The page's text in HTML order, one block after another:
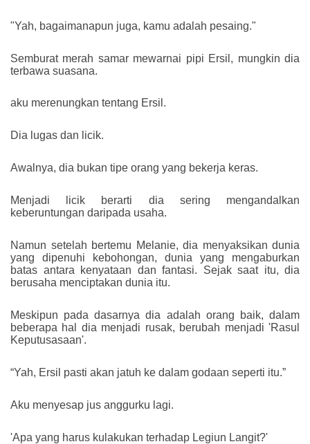
"Yah, bagaimanapun juga, kamu adalah pesaing."
Semburat merah samar mewarnai pipi Ersil, mungkin dia
terbawa suasana.
aku merenungkan tentang Ersil.
Dia lugas dan licik.
Awalnya, dia bukan tipe orang yang bekerja keras.
Menjadi licik berarti dia sering mengandalkan
keberuntungan daripada usaha.
Namun setelah bertemu Melanie, dia menyaksikan dunia
yang dipenuhi kebohongan, dunia yang mengaburkan
batas antara kenyataan dan fantasi. Sejak saat itu, dia
berusaha menciptakan dunia itu.
Meskipun pada dasarnya dia adalah orang baik, dalam
beberapa hal dia menjadi rusak, berubah menjadi 'Rasul
Keputusasaan'.
“Yah, Ersil pasti akan jatuh ke dalam godaan seperti itu.”
Aku menyesap jus anggurku lagi.
'Apa yang harus kulakukan terhadap Legiun Langit?'